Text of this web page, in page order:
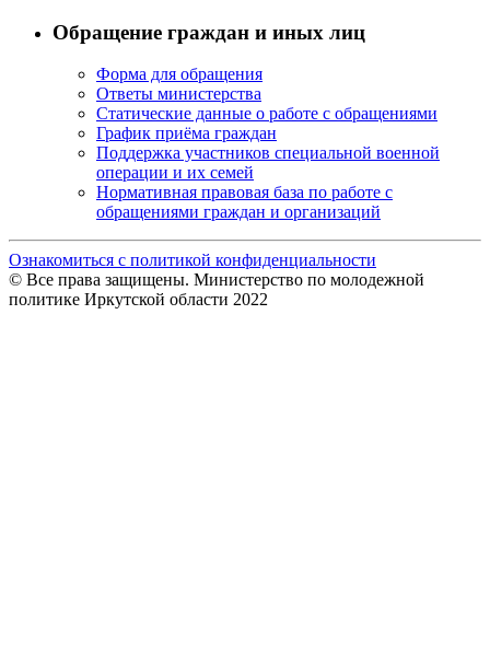
Обращение граждан и иных лиц
Форма для обращения
Ответы министерства
Статические данные о работе с обращениями
График приёма граждан
Поддержка участников специальной военной
операции и их семей
Нормативная правовая база по работе с
обращениями граждан и организаций
Ознакомиться с политикой конфиденциальности
© Все права защищены. Министерство по молодежной
политике Иркутской области 2022